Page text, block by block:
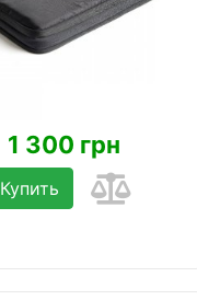
1 300 грн
Купить